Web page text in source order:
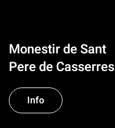
Monestir de Sant
Pere de Casserres
Info